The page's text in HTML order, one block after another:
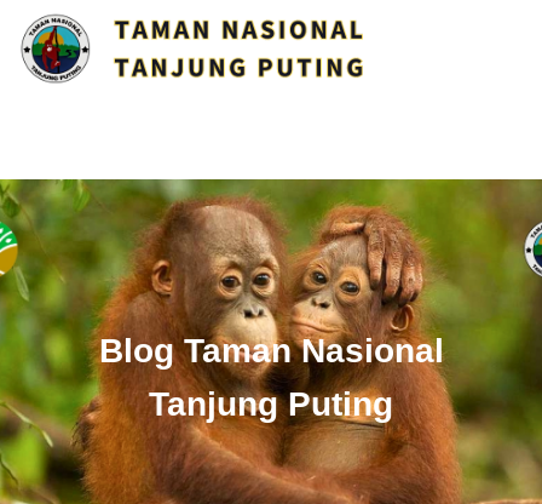
Blog Taman Nasional
Tanjung Puting